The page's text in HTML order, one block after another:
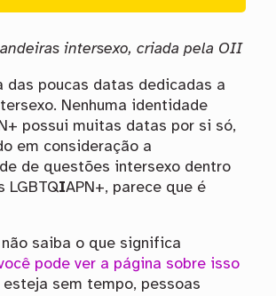
intersexo, criada pela OII
das poucas datas dedicadas a
Nenhuma identidade
possui muitas datas por si só,
em consideração a
de questões intersexo dentro
LGBTQIAPN+, parece que é
não saiba o que significa
pode ver a página sobre isso
esteja sem tempo, pessoas